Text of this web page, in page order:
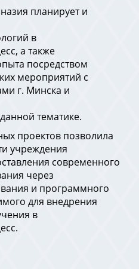
планирует и
в
а также
посредством
мероприятий с
г. Минска и
тематике.
проектов позволила
учреждения
современного
через
и программного
для внедрения
в